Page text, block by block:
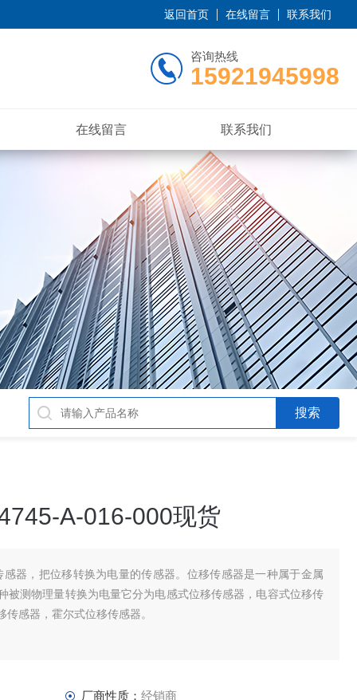
返回首页 在线留言 联系我们
咨询热线
15921945998
在线留言 联系我们
A-016-000现货
感器，把位移转换为电量的传感器。位移传感器是一种属于金属
被测物理量转换为电量它分为电感式位移传感器，电容式位移传
感器，霍尔式位移传感器。
厂商性质： 经销商